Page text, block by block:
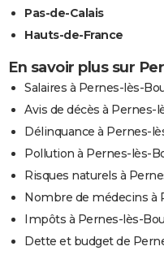
Pas-de-Calais
Hauts-de-France
En savoir plus sur
Salaires à Pernes-lès-
Avis de décès à Pernes-
Délinquance à Pernes-
Pollution à Pernes-lès-
Risques naturels à
Nombre de médecins à
Impôts à Pernes-lès-
Dette et budget de